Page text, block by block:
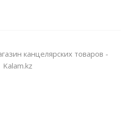
канцелярских товаров -
Kalam.kz